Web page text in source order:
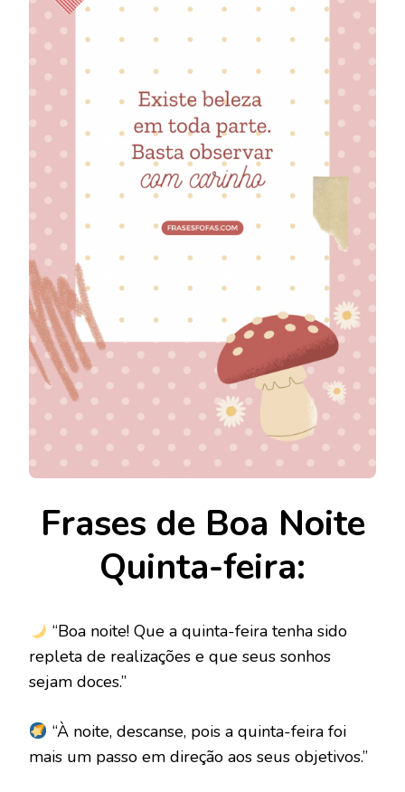
Frases de Boa Noite
Quinta-feira:
“Boa noite! Que a quinta-feira tenha sido
repleta de realizações e que seus sonhos
sejam doces.”
“À noite, descanse, pois a quinta-feira foi
mais um passo em direção aos seus objetivos.”